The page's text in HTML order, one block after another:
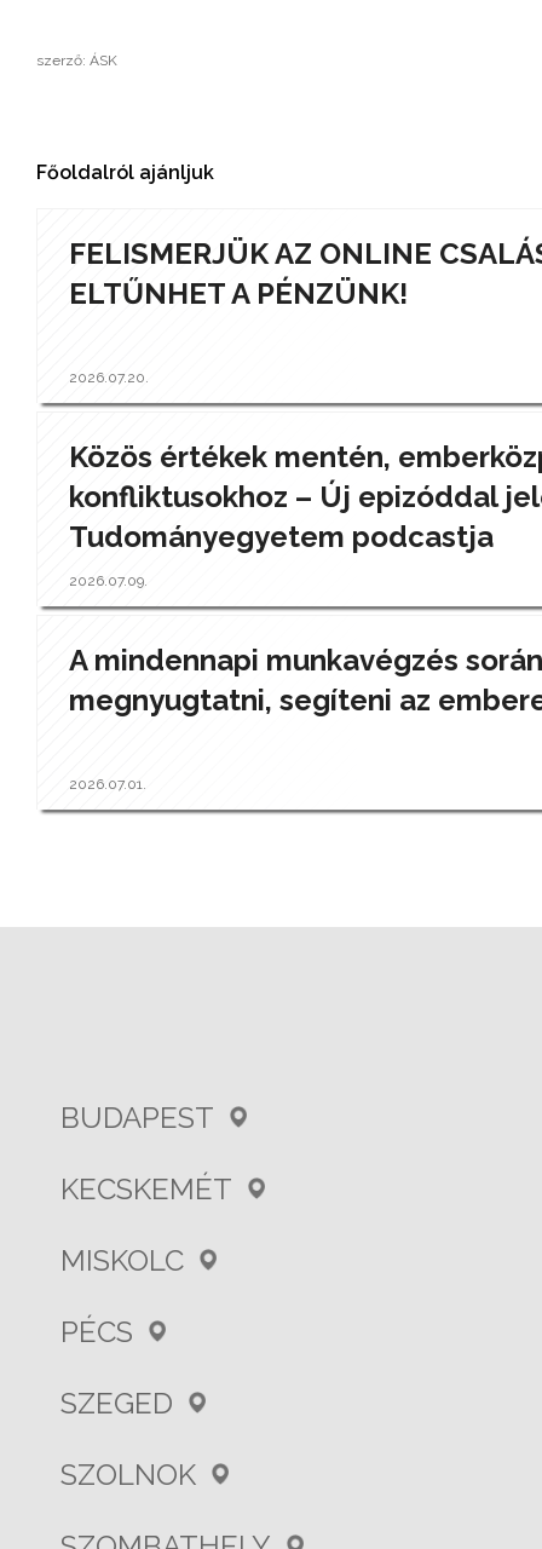
szerző: ÁSK
Főoldalról ajánljuk
FELISMERJÜK AZ ONLINE
ELTŰNHET A PÉNZÜNK!
2026.07.20.
Közös értékek mentén,
konfliktusokhoz – Új epizóddal
Tudományegyetem podcastja
2026.07.09.
A mindennapi munkavégzés
megnyugtatni, segíteni az
2026.07.01.
BUDAPEST
KECSKEMÉT
MISKOLC
PÉCS
SZEGED
SZOLNOK